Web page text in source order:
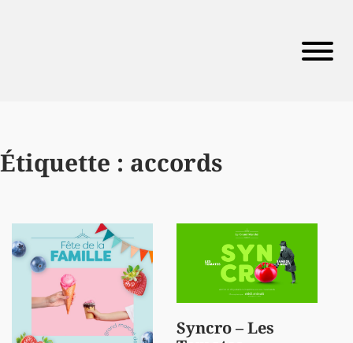
Étiquette : accords
Syncro – Les